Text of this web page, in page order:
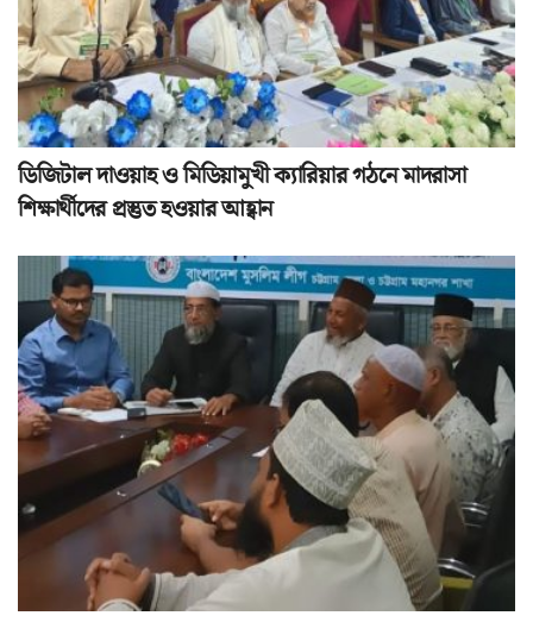
ডিজিটাল দাওয়াহ ও মিডিয়ামুখী ক্যারিয়ার গঠনে মাদরাসা
শিক্ষার্থীদের প্রস্তুত হওয়ার আহ্বান